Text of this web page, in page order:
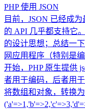
PHP 使用 JSON
目前，JSON 已经成
的 API 几乎都支持它
的设计思想；总结一
网应用程序（特别是
开始，PHP 原生提供
者用于编码，后者用
将数组和对象，转换